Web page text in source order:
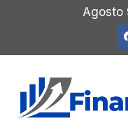
contenido
Agosto